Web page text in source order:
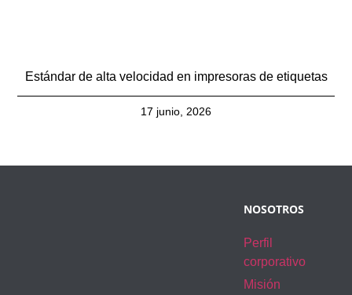
Estándar de alta velocidad en impresoras de etiquetas
17 junio, 2026
NOSOTROS
Perfil
corporativo
Misión